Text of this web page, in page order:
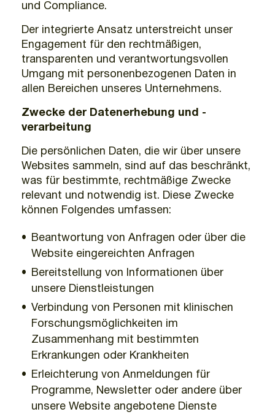
und Compliance.
Der integrierte Ansatz unterstreicht unser
Engagement für den rechtmäßigen,
transparenten und verantwortungsvollen
Umgang mit personenbezogenen Daten in
allen Bereichen unseres Unternehmens.
Zwecke der Datenerhebung und -
verarbeitung
Die persönlichen Daten, die wir über unsere
Websites sammeln, sind auf das beschränkt,
was für bestimmte, rechtmäßige Zwecke
relevant und notwendig ist. Diese Zwecke
können Folgendes umfassen:
Beantwortung von Anfragen oder über die
Website eingereichten Anfragen
Bereitstellung von Informationen über
unsere Dienstleistungen
Verbindung von Personen mit klinischen
Forschungsmöglichkeiten im
Zusammenhang mit bestimmten
Erkrankungen oder Krankheiten
Erleichterung von Anmeldungen für
Programme, Newsletter oder andere über
unsere Website angebotene Dienste